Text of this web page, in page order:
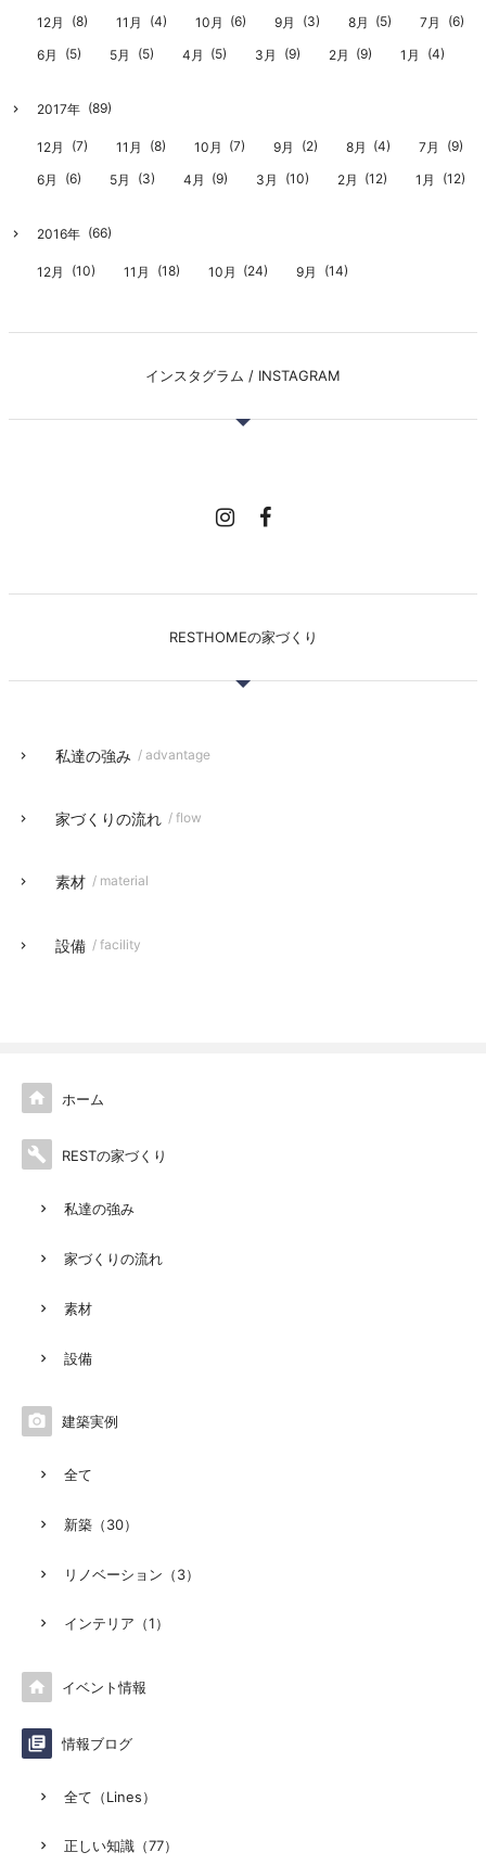
12月 (8) 11月 (4) 10月 (6) 9月 (3) 8月 (5) 7月 (6)
6月 (5) 5月 (5) 4月 (5) 3月 (9) 2月 (9) 1月 (4)
2017年 (89)
12月 (7) 11月 (8) 10月 (7) 9月 (2) 8月 (4) 7月 (9)
6月 (6) 5月 (3) 4月 (9) 3月 (10) 2月 (12) 1月 (12)
2016年 (66)
12月 (10) 11月 (18) 10月 (24) 9月 (14)
インスタグラム / INSTAGRAM
RESTHOMEの家づくり
私達の強み / advantage
家づくりの流れ / flow
素材 / material
設備 / facility
 ホーム
 RESTの家づくり
私達の強み
家づくりの流れ
素材
設備
 建築実例
全て
新築（30）
リノベーション（3）
インテリア（1）
 イベント情報
 情報ブログ
全て（Lines）
正しい知識（77）